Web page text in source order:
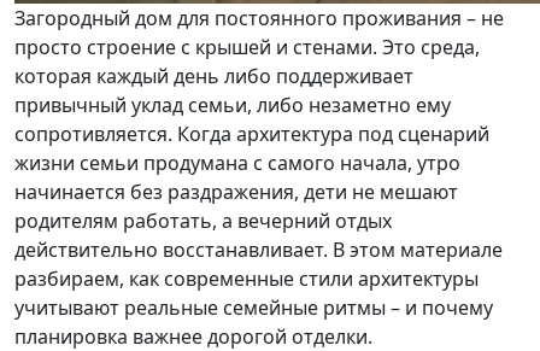
Загородный дом для постоянного проживания – не
просто строение с крышей и стенами. Это среда,
которая каждый день либо поддерживает
привычный уклад семьи, либо незаметно ему
сопротивляется. Когда архитектура под сценарий
жизни семьи продумана с самого начала, утро
начинается без раздражения, дети не мешают
родителям работать, а вечерний отдых
действительно восстанавливает. В этом материале
разбираем, как современные стили архитектуры
учитывают реальные семейные ритмы – и почему
планировка важнее дорогой отделки.